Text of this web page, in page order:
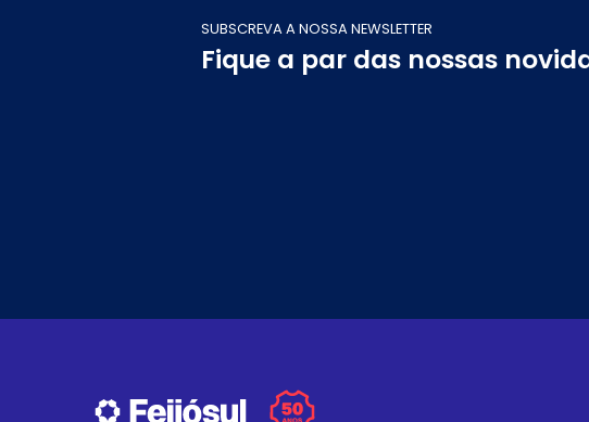
SUBSCREVA A NOSSA NEWSLETTER
Fique a par das nossas